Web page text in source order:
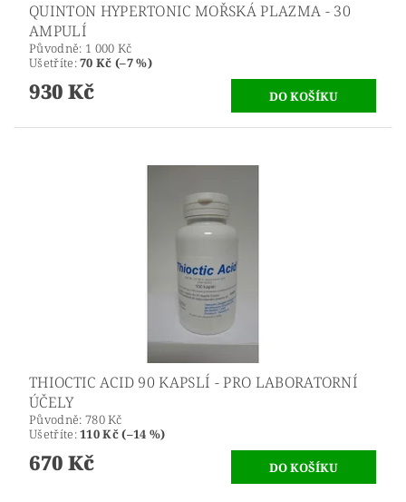
QUINTON HYPERTONIC MOŘSKÁ PLAZMA - 30
AMPULÍ
Původně: 1 000 Kč
Ušetříte:70 Kč (–7 %)
930 Kč
THIOCTIC ACID 90 KAPSLÍ - PRO LABORATORNÍ
ÚČELY
Původně: 780 Kč
Ušetříte:110 Kč (–14 %)
670 Kč